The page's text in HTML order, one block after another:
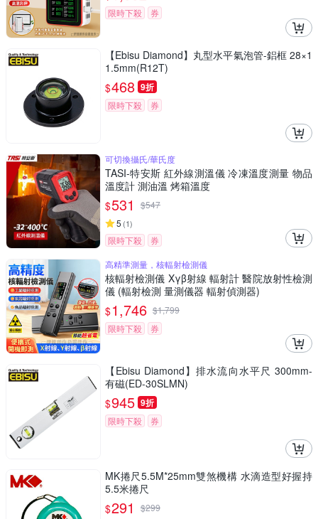
限時下殺
券
【Ebisu Diamond】丸型水平氣泡管-鋁框 28×1
1.5mm(R12T)
$468 9折
限時下殺 券
可切換攝氏/華氏度
TASI-特安斯 紅外線測溫儀 冷凍溫度測量 物品
溫度計 測油溫 烤箱溫度
$531 $547
5 (1)
限時下殺
券
高精準測量，核輻射檢測儀
核輻射檢測儀 Xγβ射線 輻射計 醫院放射性檢測
儀 (輻射檢測 量測儀器 輻射偵測器)
$1,746 $1,799
限時下殺
券
【Ebisu Diamond】排水流向水平尺 300mm-
有磁(ED-30SLMN)
$945 9折
限時下殺 券
MK捲尺5.5M*25mm雙煞機構 水滴造型好握持
5.5米捲尺
$291 $299